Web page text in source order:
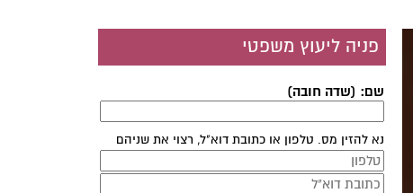
פניה ליעוץ משפטי
שם: (שדה חובה)
נא להזין מס. טלפון או כתובת דוא"ל, רצוי את שניהם